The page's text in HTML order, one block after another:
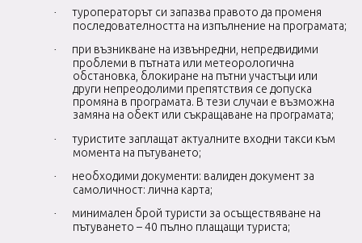
·
туроператорът си запазва правото да променя
последователността на изпълнение на програмата;
·
при възникване на извънредни, непредвидими
проблеми в пътната или метеорологична
обстановка, блокиране на пътни участъци или
други непреодолими препятствия се допуска
промяна в програмата. В тези случаи е възможна
замяна на обект или съкращаване на програмата;
·
туристите заплащат актуалните входни такси към
момента на пътуването;
·
необходими документи: валиден документ за
самоличност: лична карта;
·
минимален брой туристи за осъществяване на
пътуването – 40 пълно плащащи туриста;